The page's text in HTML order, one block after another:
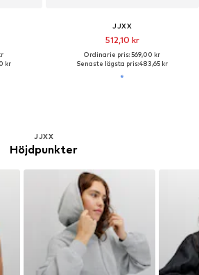
kr
JJXX
512,10 kr
Ordinarie pris: 569,00 kr
Senaste lägsta pris:483,65 kr
JJXX
Höjdpunkter